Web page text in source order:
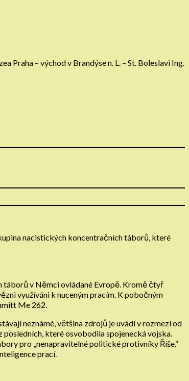
Praha – východ v Brandýse n. L. – St. Boleslavi Ing.
nacistických koncentračních táborů, které
táborů v Němci ovládané Evropě. Kromě čtyř
využíváni k nuceným pracím. K pobočným
Me 262.
neznámé, většina zdrojů je uvádí v rozmezí od
které osvobodila spojenecká vojska.
pro „nenapravitelné politické protivníky Říše.“
prací.